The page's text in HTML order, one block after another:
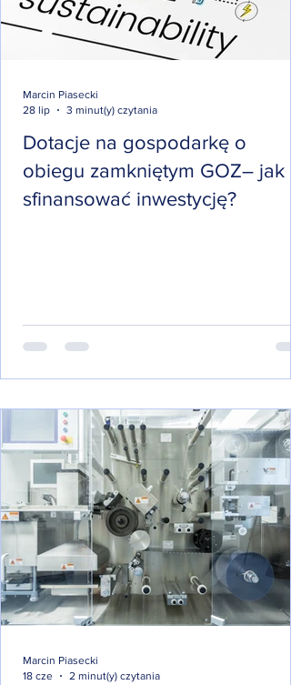
Dotacje na gospodarkę o
obiegu zamkniętym GOZ– jak
sfinansować inwestycję?
Marcin Piasecki
28 lip
3 minut(y) czytania
Marcin Piasecki
18 cze
2 minut(y) czytania